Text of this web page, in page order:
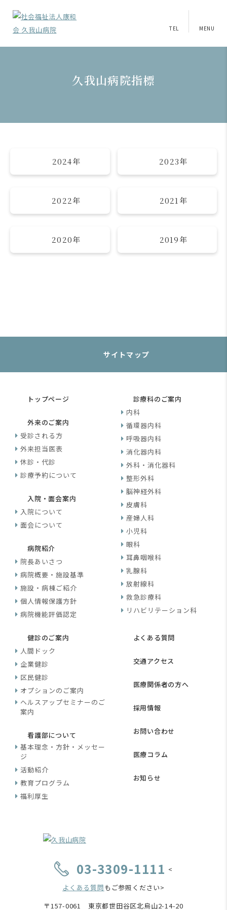
TEL MENU
久我山病院指標
2024年 2023年
2022年 2021年
2020年 2019年
サイトマップ
トップページ
外来のご案内
受診される方
外来担当医表
休診・代診
診療予約について
入院・面会案内
入院について
面会について
病院紹介
院長あいさつ
病院概要・施設基準
施設・病棟ご紹介
個人情報保護方針
病院機能評価認定
診療科のご案内
内科
循環器内科
呼吸器内科
消化器内科
外科・消化器科
整形外科
脳神経外科
皮膚科
産婦人科
小児科
眼科
耳鼻咽喉科
乳腺科
放射線科
救急診療科
リハビリテーション科
健診のご案内
人間ドック
企業健診
区民健診
オプションのご案内
ヘルスアップセミナーのご
案内
看護部について
基本理念・方針・メッセー
ジ
活動紹介
教育プログラム
福利厚生
よくある質問
交通アクセス
医療関係者の方へ
採用情報
お問い合わせ
医療コラム
お知らせ
03-3309-1111 <
よくある質問もご参照ください>
〒157-0061 東京都世田谷区北烏山2-14-20